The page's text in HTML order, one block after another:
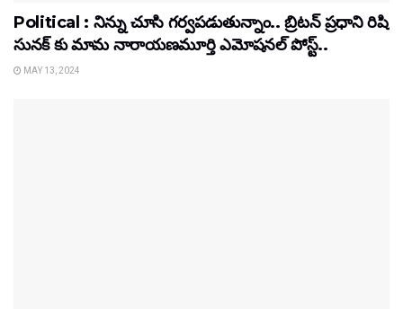
Political : నిన్ను చూసి గర్వపడుతున్నాం.. బ్రిటన్ ప్రధాని రిషి
సునక్ కు మామ నారాయణమూర్తి ఎమోషనల్ పోస్ట్..
MAY 13, 2024